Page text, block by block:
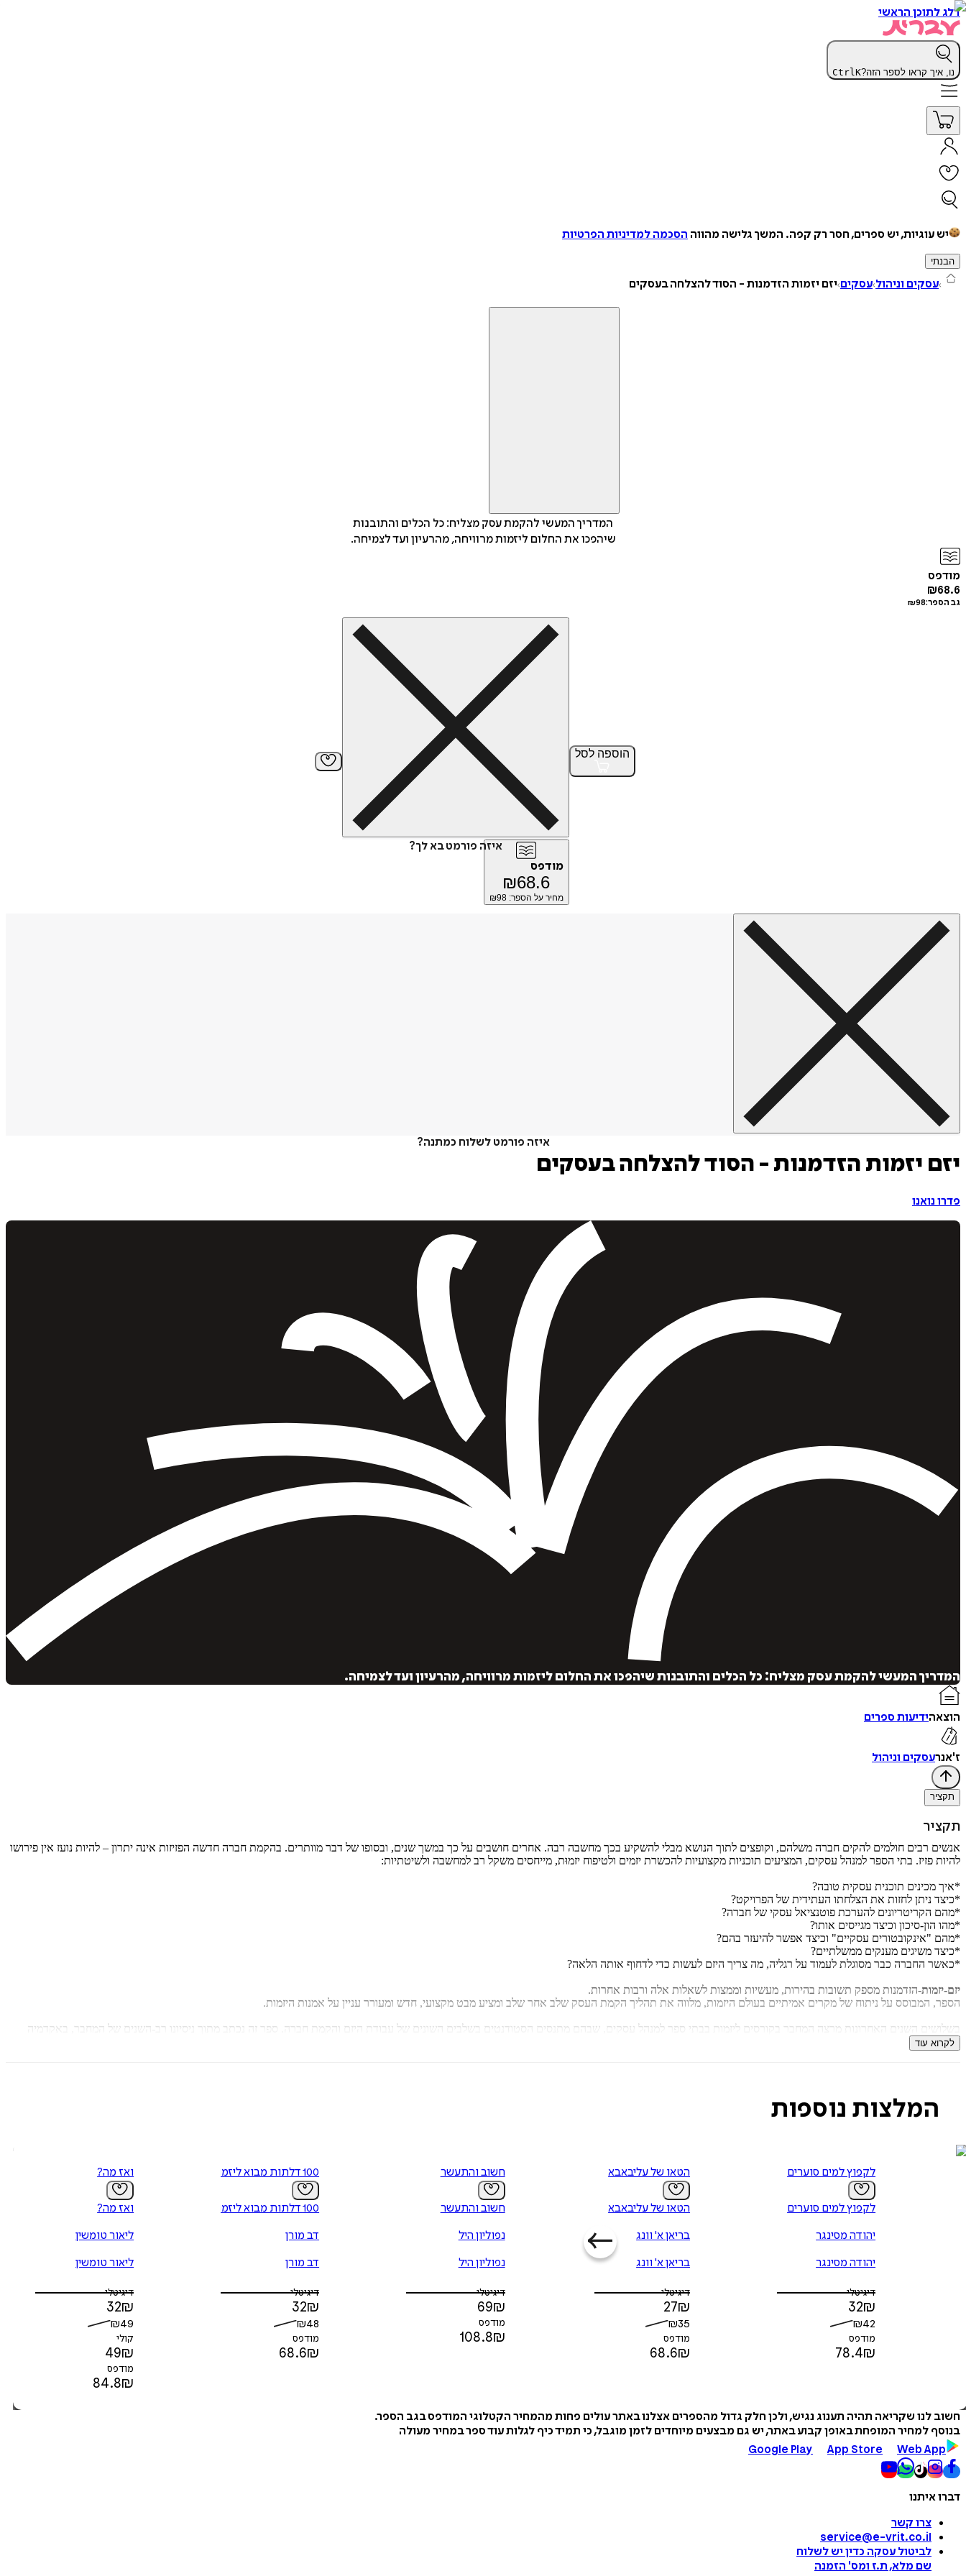
דלג לתוכן הראשי
נו, איך קראו לספר הזה? CtrlK
יש עוגיות, יש ספרים, חסר רק קפה. המשך גלישה מהווה הסכמה למדיניות הפרטיות
הבנתי
עסקים וניהול עסקים יזם יזמות הזדמנות - הסוד להצלחה בעסקים
המדריך המעשי להקמת עסק מצליח: כל הכלים והתובנות
שיהפכו את החלום ליזמות מרוויחה, מהרעיון ועד לצמיחה.
מודפס
₪68.6
גב הספר: ₪98
הוספה לסל
איזה פורמט בא לך?
מודפס
₪68.6
מחיר על הספר: ₪98
איזה פורמט לשלוח כמתנה?
איזה פורמט בא לך?
יזם יזמות הזדמנות - הסוד להצלחה בעסקים
פדרו נואנו
המדריך המעשי להקמת עסק מצליח: כל הכלים והתובנות שיהפכו את החלום ליזמות מרוויחה, מהרעיון ועד לצמיחה.
הוצאהידיעות ספרים
ז'אנרעסקים וניהול
תקציר
תקציר
אנשים רבים חולמים להקים חברה משלהם, וקופצים לתוך הנושא מבלי להשקיע בכך מחשבה רבה. אחרים חושבים על כך במשך שנים, ובסופו של דבר מוותרים. בהקמת חברה חדשה הפזיזות אינה יתרון – להיות נועז אין פירושו
להיות פזיז. בתי הספר למנהל עסקים, המציעים תוכניות מקצועיות להכשרת יזמים ולטיפוח יזמוּת, מייחסים משקל רב למחשבה ולשיטתיות:
*איך מכינים תוכנית עסקית טובה?
*כיצד ניתן לחזות את הצלחתו העתידית של הפרויקט?
*מהם הקריטריונים להערכת פוטנציאל עסקי של חברה?
*מהו הון-סיכון וכיצד מגייסים אותו?
*מהם "אינקובטורים עסקיים" וכיצד אפשר להיעזר בהם?
*כיצד משיגים מענקים ממשלתיים?
*כאשר החברה כבר מסוגלת לעמוד על רגליה, מה צריך היזם לעשות כדי לדחוף אותה הלאה?
יזם-יזמות-הזדמנות מספק תשובות בהירות, מעשיות וממצות לשאלות אלה ורבות אחרות.
הספר, המבוסס על ניתוח של מקרים אמיתיים בעולם היזמות, מלווה את תהליך הקמת העסק שלב אחר שלב ומציע מבט מקצועי, חדש ומעורר עניין על אמנות היזמות.
בשלושים השנים האחרונות מרצה המחבר בקורסים ליזמות בבתי ספר למנהל עסקים, שבהם מתנסים הסטודנטים בשלבים השונים של עבודת היזם והקמת חברה. ספר זה נכתב מתוך ניסיונו רב-השנים של המחבר, באקדמיה
ובעסקים: רעיונותיו נבחנו במציאות, בפעילות הממשית בשטח. לאחר שהדברים נבדקו ונותחו בכיתת הלימוד, יכלו היזמים לעתיד לקפוץ למים העמוקים כשברשותם כלים מעשיים, יעילים ובדוקים.
לקרוא עוד
המלצות נוספות
לקפוץ למים סוערים
לקפוץ למים סוערים
יהודה מסינגר
יהודה מסינגר
דיגיטלי
32₪
₪42
מודפס
78.4₪
הטאו של עליבאבא
הטאו של עליבאבא
בריאן א' וונג
בריאן א' וונג
דיגיטלי
27₪
₪35
מודפס
68.6₪
חשוב והתעשר
חשוב והתעשר
נפוליון היל
נפוליון היל
דיגיטלי
69₪
מודפס
108.8₪
100 דלתות מבוא ליזמות
100 דלתות מבוא ליזמות
דב מורן
דב מורן
דיגיטלי
32₪
₪48
מודפס
68.6₪
ואז מה?
ואז מה?
ליאור טומשין
ליאור טומשין
דיגיטלי
32₪
₪49
קולי
49₪
מודפס
84.8₪
חשוב לנו שקריאה תהיה תענוג נגיש, ולכן חלק גדול מהספרים אצלנו באתר עולים פחות מהמחיר הקטלוגי המודפס בגב הספר.
בנוסף למחיר המופחת באופן קבוע באתר, יש גם מבצעים מיוחדים לזמן מוגבל, כי תמיד כיף לגלות עוד ספר במחיר מעולה
Google Play
App Store Web App
דברו איתנו
צרו קשר
service@e-vrit.co.il
לביטול עסקה כדין יש לשלוח
שם מלא, ת.ז ומס' הזמנה